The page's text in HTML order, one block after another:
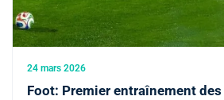
24 mars 2026
Foot: Premier entraînement des